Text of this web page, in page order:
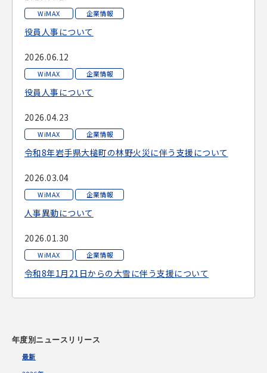
WiMAX 企業情報
役員人事について
2026.06.12
WiMAX 企業情報
役員人事について
2026.04.23
WiMAX 企業情報
令和8年岩手県大槌町の林野火災に伴う支援について
2026.03.04
WiMAX 企業情報
人事異動について
2026.01.30
WiMAX 企業情報
令和8年1月21日からの大雪に伴う支援について
年度別ニュースリリース
最新